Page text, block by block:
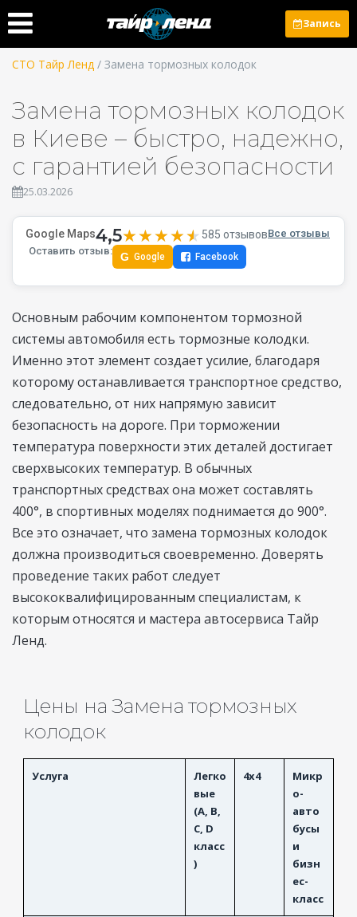
Запись
СТО Тайр Ленд / Замена тормозных колодок
Замена тормозных колодок
в Киеве – быстро, надежно,
с гарантией безопасности
25.03.2026
Google Maps4,5★★★★★
★★★★★ 585 отзывовВсе отзывы
Оставить отзыв:
G Google Facebook
Основным рабочим компонентом тормозной
системы автомобиля есть тормозные колодки.
Именно этот элемент создает усилие, благодаря
которому останавливается транспортное средство,
следовательно, от них напрямую зависит
безопасность на дороге. При торможении
температура поверхности этих деталей достигает
сверхвысоких температур. В обычных
транспортных средствах она может составлять
400°, в спортивных моделях поднимается до 900°.
Все это означает, что замена тормозных колодок
должна производиться своевременно. Доверять
проведение таких работ следует
высококвалифицированным специалистам, к
которым относятся и мастера автосервиса Тайр
Ленд.
Цены на Замена тормозных
колодок
Услуга
Легко
вые
(A, B,
C, D
класс
)
4x4
Микр
о-
авто
бусы
и
бизн
ес-
класс